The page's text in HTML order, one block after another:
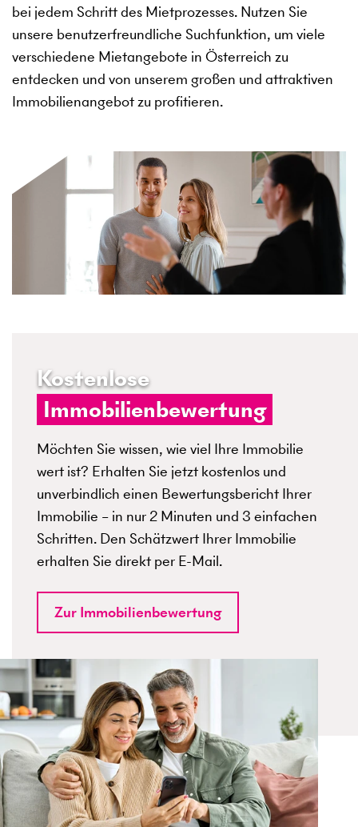
bei jedem Schritt des Mietprozesses. Nutzen Sie
unsere benutzerfreundliche Suchfunktion, um viele
verschiedene Mietangebote in Österreich zu
entdecken und von unserem großen und attraktiven
Immobilienangebot zu profitieren.
Kostenlose
Immobilienbewertung
Möchten Sie wissen, wie viel Ihre Immobilie
wert ist? Erhalten Sie jetzt kostenlos und
unverbindlich einen Bewertungsbericht Ihrer
Immobilie – in nur 2 Minuten und 3 einfachen
Schritten. Den Schätzwert Ihrer Immobilie
erhalten Sie direkt per E-Mail.
Zur Immobilienbewertung